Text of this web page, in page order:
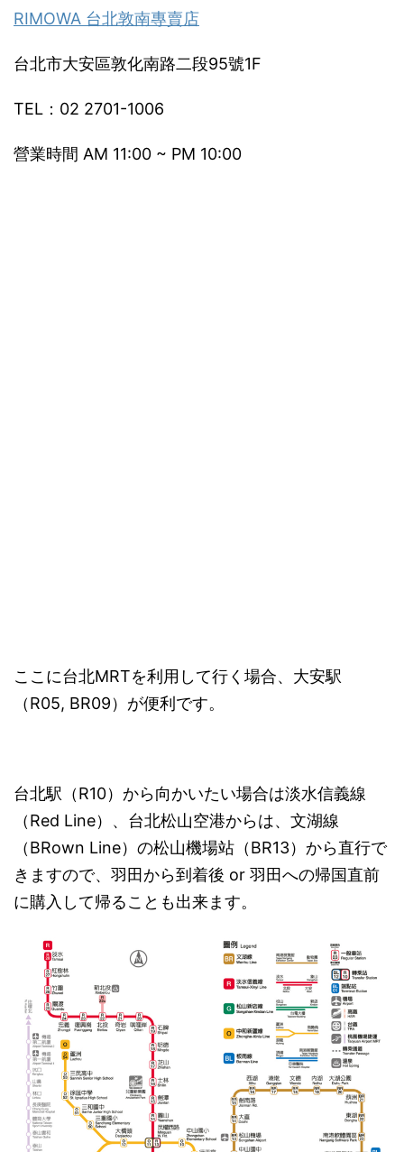
RIMOWA 台北敦南專賣店
台北市大安區敦化南路二段95號1F
TEL：02 2701-1006
營業時間 AM 11:00 ~ PM 10:00
ここに台北MRTを利用して行く場合、大安駅
（R05, BR09）が便利です。
台北駅（R10）から向かいたい場合は淡水信義線
（Red Line）、台北松山空港からは、文湖線
（BRown Line）の松山機場站（BR13）から直行で
きますので、羽田から到着後 or 羽田への帰国直前
に購入して帰ることも出来ます。